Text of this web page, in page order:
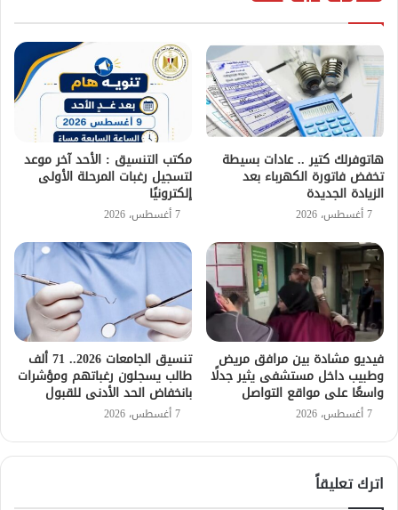
هاتوفرلك كتير .. عادات بسيطة
تخفض فاتورة الكهرباء بعد
الزيادة الجديدة
7 أغسطس، 2026
مكتب التنسيق : الأحد آخر موعد
لتسجيل رغبات المرحلة الأولى
إلكترونيًا
7 أغسطس، 2026
فيديو مشادة بين مرافق مريض
وطبيب داخل مستشفى يثير جدلًا
واسعًا على مواقع التواصل
7 أغسطس، 2026
تنسيق الجامعات 2026.. 71 ألف
طالب يسجلون رغباتهم ومؤشرات
بانخفاض الحد الأدنى للقبول
7 أغسطس، 2026
اترك تعليقاً